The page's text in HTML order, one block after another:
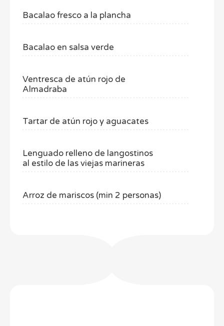
Bacalao fresco a la plancha
Bacalao en salsa verde
Ventresca de atún rojo de
Almadraba
Tartar de atún rojo y aguacates
Lenguado relleno de langostinos
al estilo de las viejas marineras
Arroz de mariscos (min 2 personas)